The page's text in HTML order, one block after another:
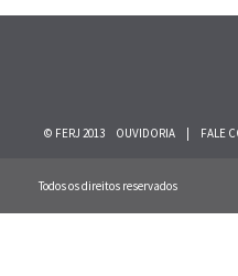
© FERJ 2013 OUVIDORIA FALE
Todos os direitos reservados